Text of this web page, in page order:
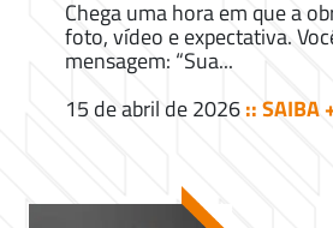
Chega uma hora em que a
foto, vídeo e expectativa.
mensagem: “Sua...
15 de abril de 2026:: SAIBA